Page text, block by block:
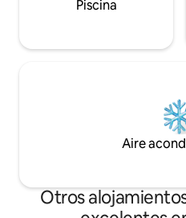
Piscina
Aire
Otros